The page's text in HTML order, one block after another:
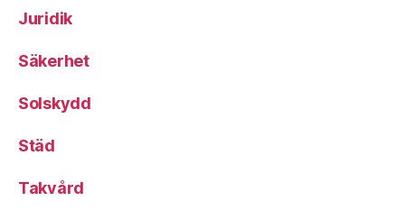
Juridik
Säkerhet
Solskydd
Städ
Takvård